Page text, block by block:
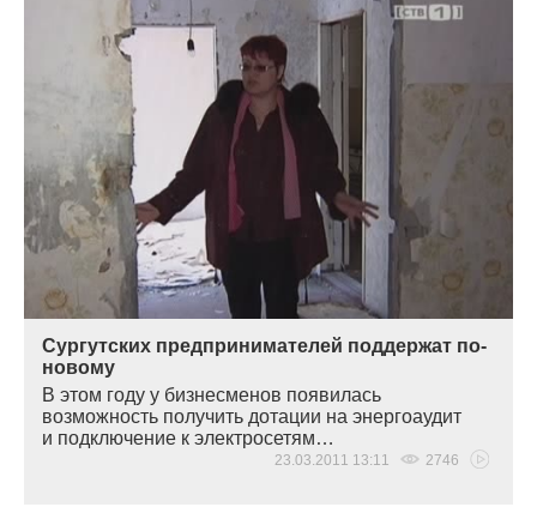
Сургутских предпринимателей поддержат по-
новому
В этом году у бизнесменов появилась
возможность получить дотации на энергоаудит
и подключение к электросетям…
23.03.2011 13:11 2746